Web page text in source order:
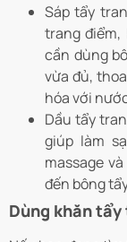
Sáp tẩy
trang điểm,
cần dùng
vừa đủ,
hóa với
Dầu tẩy
giúp làm
massage
đến bông
Dùng khăn